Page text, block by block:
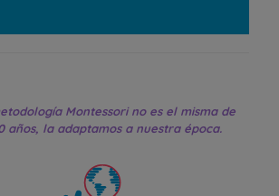
Montessori no es el misma de
años, la adaptamos a nuestra época.